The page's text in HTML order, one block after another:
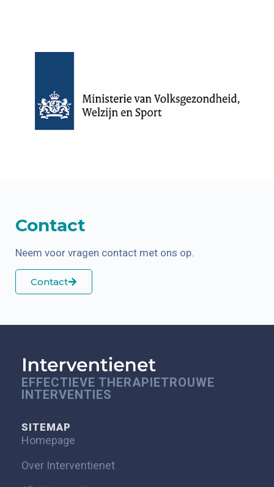
Contact
Neem voor vragen contact met ons op.
Contact
EFFECTIEVE THERAPIETROUWE
INTERVENTIES
SITEMAP
Homepage
Over Interventienet